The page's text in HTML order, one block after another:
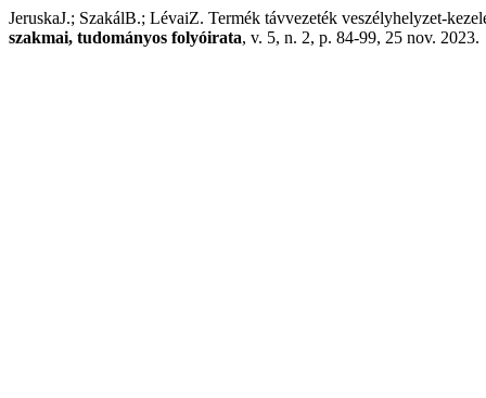
JeruskaJ.; SzakálB.; LévaiZ. Termék távvezeték veszélyhelyzet-
szakmai, tudományos folyóirata, v. 5, n. 2, p. 84-99, 25 nov. 2023.